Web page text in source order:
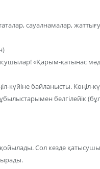
сауалнамалар,
«Қарым-қатынас
байланысты. Көңіл-
белгілейік
Сол кезде